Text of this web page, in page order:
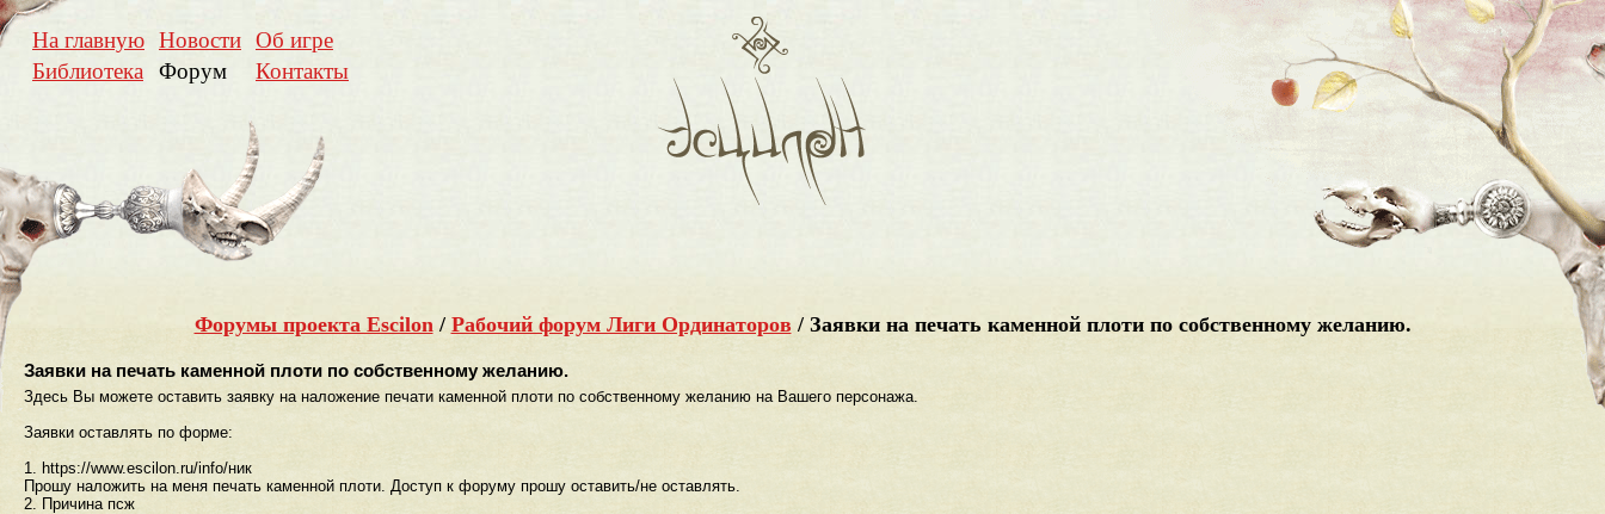
На главную Новости Об игре
Библиотека
Форум Контакты
Форумы проекта Escilon/ Рабочий форум Лиги Ординаторов/ Заявки на печать каменной плоти по собственному желанию.
Заявки на печать каменной плоти по собственному желанию.
Здесь Вы можете оставить заявку на наложение печати каменной плоти по собственному желанию на Вашего персонажа.
Заявки оставлять по форме:
1. https://www.escilon.ru/info/ник
Прошу наложить на меня печать каменной плоти. Доступ к форуму прошу оставить/не оставлять.
2. Причина псж